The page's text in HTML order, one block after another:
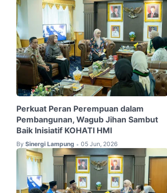
Perkuat Peran Perempuan dalam
Pembangunan, Wagub Jihan Sambut
Baik Inisiatif KOHATI HMI
By Sinergi Lampung • 05 Jun, 2026